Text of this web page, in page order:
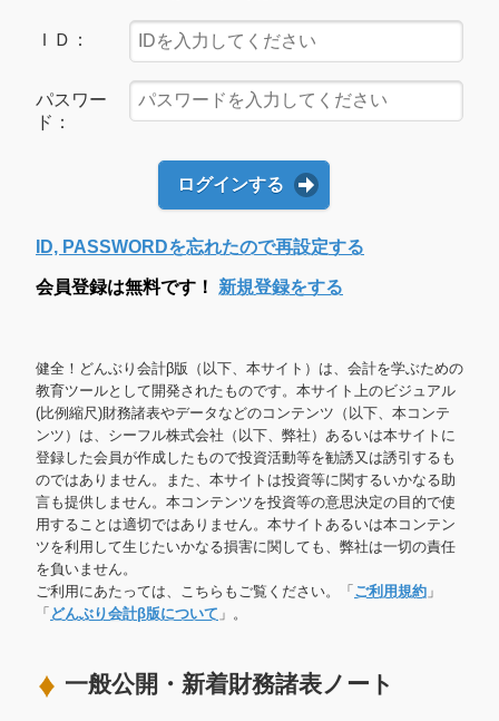
ＩＤ：
パスワー
ド：
ログインする
ID, PASSWORDを忘れたので再設定する
会員登録は無料です！ 新規登録をする
健全！どんぶり会計β版（以下、本サイト）は、会計を学ぶための
教育ツールとして開発されたものです。本サイト上のビジュアル
(比例縮尺)財務諸表やデータなどのコンテンツ（以下、本コンテ
ンツ）は、シーフル株式会社（以下、弊社）あるいは本サイトに
登録した会員が作成したもので投資活動等を勧誘又は誘引するも
のではありません。また、本サイトは投資等に関するいかなる助
言も提供しません。本コンテンツを投資等の意思決定の目的で使
用することは適切ではありません。本サイトあるいは本コンテン
ツを利用して生じたいかなる損害に関しても、弊社は一切の責任
を負いません。
ご利用にあたっては、こちらもご覧ください。「 ご利用規約 」
「 どんぶり会計β版について 」。
一般公開・新着財務諸表ノート